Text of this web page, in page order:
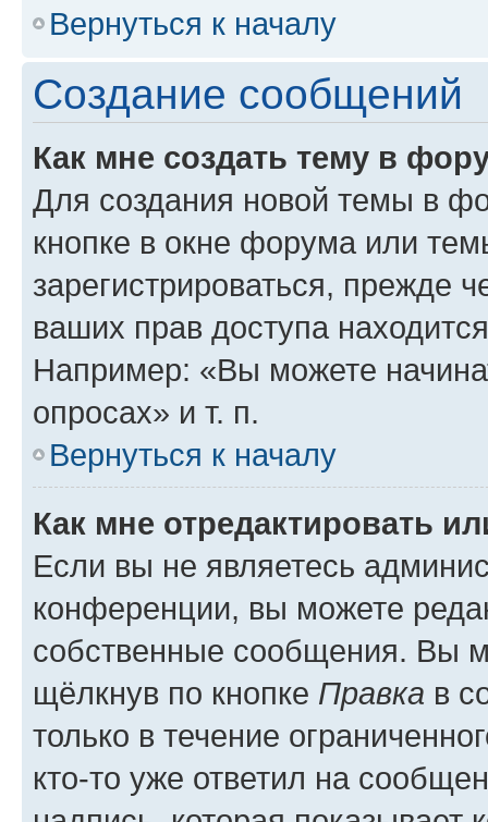
Вернуться к началу
Создание сообщений
Как мне создать тему в
Для создания новой темы в
кнопке в окне форума или
зарегистрироваться, прежде
ваших прав доступа
Например: «Вы можете
опросах» и т. п.
Вернуться к началу
Как мне отредактировать
Если вы не являетесь
конференции, вы можете
собственные сообщения. Вы
щёлкнув по кнопке Правка в
только в течение
кто-то уже ответил на